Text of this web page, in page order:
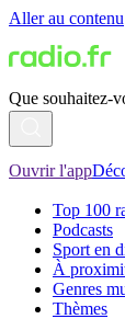
Aller au contenu
Que souhaitez-
Ouvrir l'app
Top 100
Podcasts
Sport en
À
Genres
Thèmes